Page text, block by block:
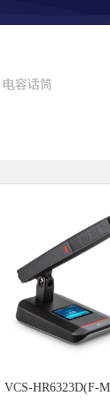
电容话筒
VCS-HR6323D(F-